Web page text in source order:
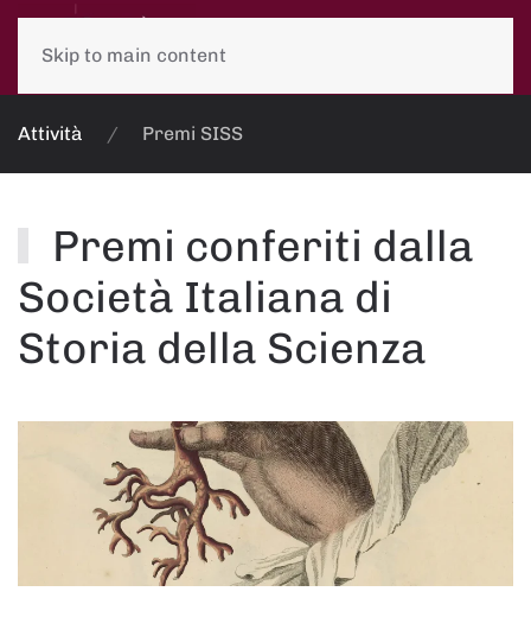
Skip to main content
Attività Premi SISS
Premi conferiti dalla
Società Italiana di
Storia della Scienza